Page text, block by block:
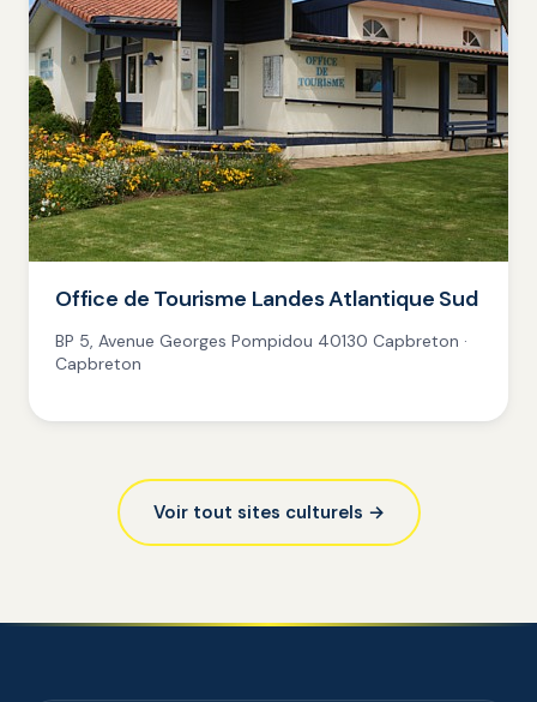
Office de Tourisme Landes Atlantique Sud
BP 5, Avenue Georges Pompidou 40130 Capbreton ·
Capbreton
Voir tout sites culturels →